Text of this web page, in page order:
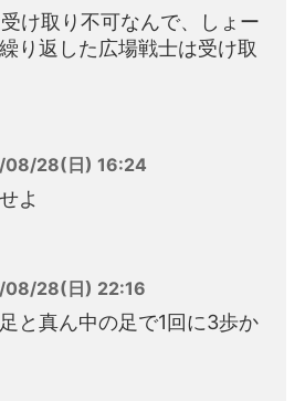
け取り不可なんで、しょー
り返した広場戦士は受け取
08/28(日) 16:24
よ
08/28(日) 22:16
と真ん中の足で1回に3歩か